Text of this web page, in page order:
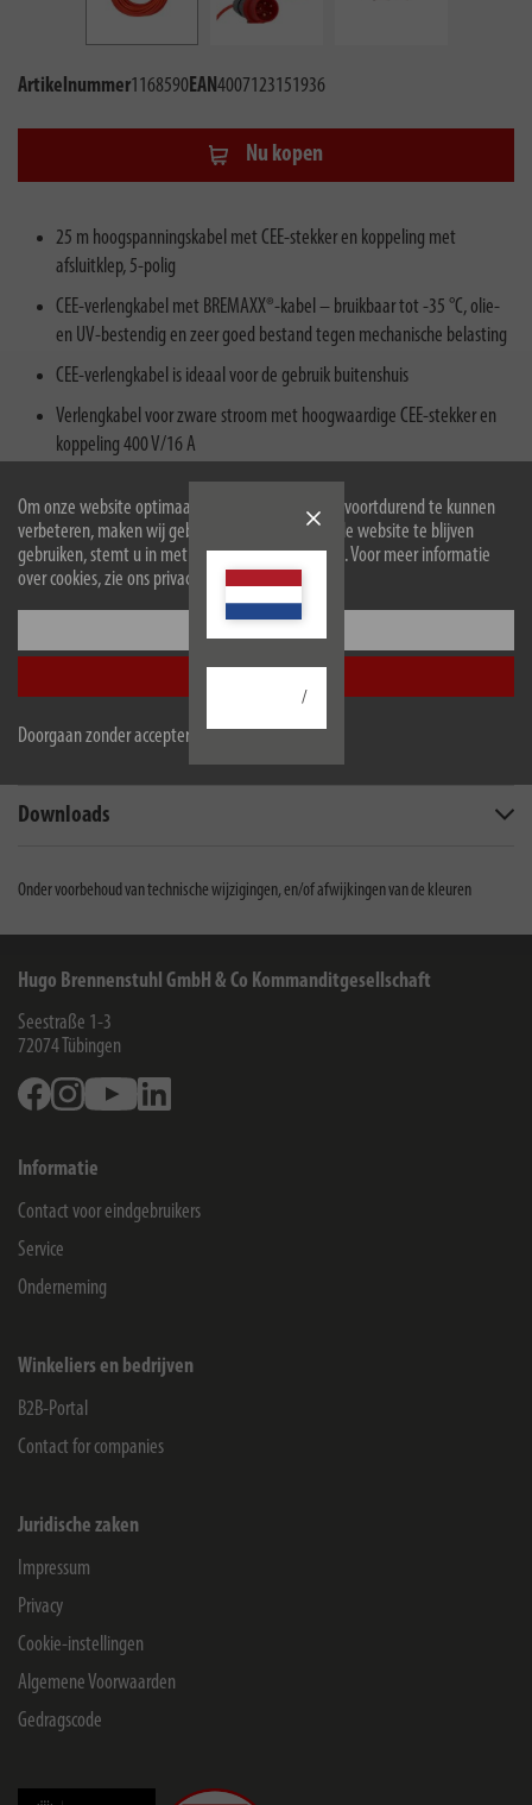
Om onze website optimaal voor u in te richten en voortdurend te kunnen
verbeteren, maken wij gebruik van cookies. Door de website te blijven
gebruiken, stemt u in met het gebruik van cookies. Voor meer informatie
over cookies, zie ons privacybeleid.
Doorgaan zonder accepteren
/
Artikelnummer1168590EAN4007123151936
Nu kopen
25 m hoogspanningskabel met CEE-stekker en koppeling met
afsluitklep, 5-polig
CEE-verlengkabel met BREMAXX®-kabel – bruikbaar tot -35 °C, olie-
en UV-bestendig en zeer goed bestand tegen mechanische belasting
CEE-verlengkabel is ideaal voor de gebruik buitenshuis
Verlengkabel voor zware stroom met hoogwaardige CEE-stekker en
koppeling 400 V/16 A
Leveringsomvang: 1 x BREMAXX® CEE-verlengkabel van 25 m met
beschermingsklasse IP44 (beschermd tegen vreemde voorwerpen en
spatwater) – in topkwaliteit van brennenstuhl®
Beschrijving
Omvang van de levering
Downloads
Onder voorbehoud van technische wijzigingen, en/of afwijkingen van de kleuren
Hugo Brennenstuhl GmbH & Co Kommanditgesellschaft
Seestraße 1-3
72074 Tübingen
FacebookInstagramYoutube
Informatie
Contact voor eindgebruikers
Service
Onderneming
Winkeliers en bedrijven
B2B-Portal
Contact for companies
Juridische zaken
Impressum
Privacy
Cookie-instellingen
Algemene Voorwaarden
Gedragscode